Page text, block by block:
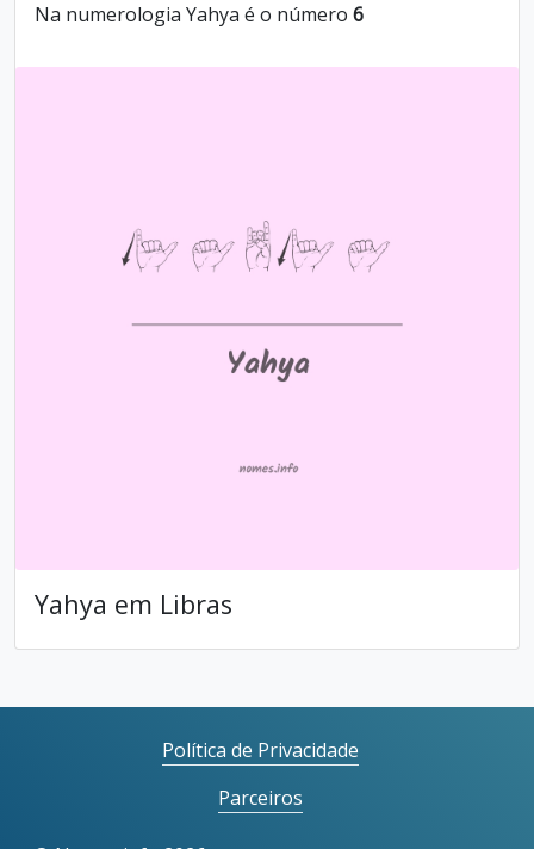
Na numerologia Yahya é o número 6
Yahya em Libras
Política de Privacidade
Parceiros